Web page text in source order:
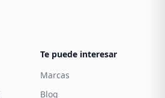
Te puede interesar
Marcas
Blog